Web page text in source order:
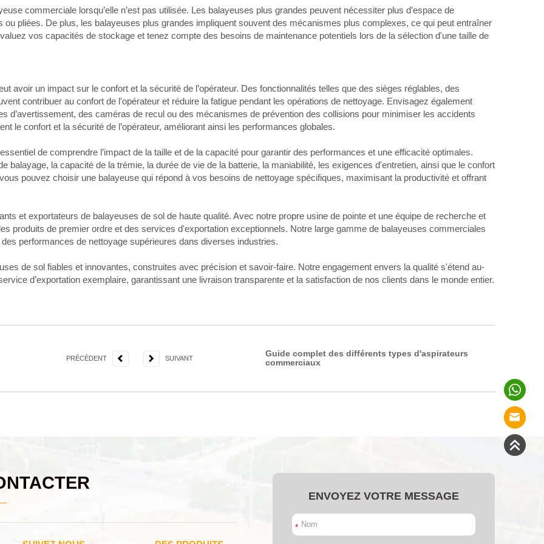
commerciale lorsqu’elle n’est pas utilisée. Les balayeuses plus grandes peuvent nécessiter plus d’espace de
pliées. De plus, les balayeuses plus grandes impliquent souvent des mécanismes plus complexes, ce qui peut entraîner
vos capacités de stockage et tenez compte des besoins de maintenance potentiels lors de la sélection d'une taille de
avoir un impact sur le confort et la sécurité de l’opérateur. Des fonctionnalités telles que des sièges réglables, des
contribuer au confort de l'opérateur et réduire la fatigue pendant les opérations de nettoyage. Envisagez également
d’avertissement, des caméras de recul ou des mécanismes de prévention des collisions pour minimiser les accidents
le confort et la sécurité de l’opérateur, améliorant ainsi les performances globales.
de comprendre l’impact de la taille et de la capacité pour garantir des performances et une efficacité optimales.
balayage, la capacité de la trémie, la durée de vie de la batterie, la maniabilité, les exigences d'entretien, ainsi que le confort
pouvez choisir une balayeuse qui répond à vos besoins de nettoyage spécifiques, maximisant la productivité et offrant
et exportateurs de balayeuses de sol de haute qualité. Avec notre propre usine de pointe et une équipe de recherche et
produits de premier ordre et des services d'exportation exceptionnels. Notre large gamme de balayeuses commerciales
performances de nettoyage supérieures dans diverses industries.
de sol fiables et innovantes, construites avec précision et savoir-faire. Notre engagement envers la qualité s'étend au-
d’exportation exemplaire, garantissant une livraison transparente et la satisfaction de nos clients dans le monde entier.
Guide complet des différents types d'aspirateurs
commerciaux
PRÉCÉDENT SUIVANT
ENVOYEZ VOTRE MESSAGE
*